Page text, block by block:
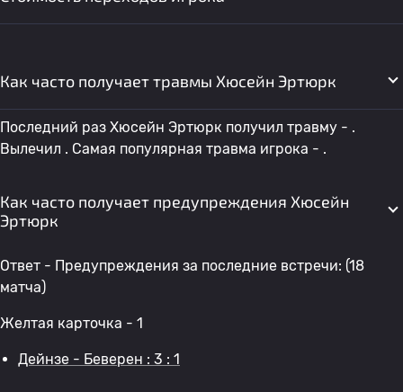
Как часто получает травмы Хюсейн Эртюрк
Последний раз Хюсейн Эртюрк получил травму - .
Вылечил . Самая популярная травма игрока - .
Как часто получает предупреждения Хюсейн
Эртюрк
Ответ - Предупреждения за последние встречи: (18
матча)
Желтая карточка - 1
Дейнзе - Беверен : 3 : 1